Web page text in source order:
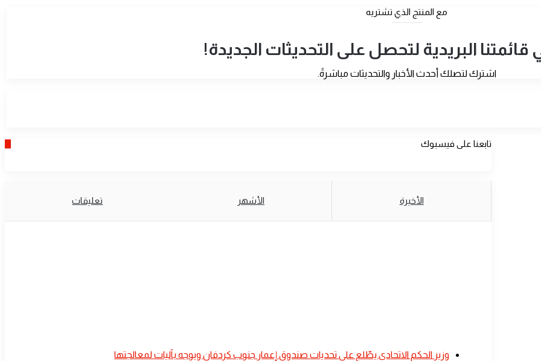
سكنية منتجة “
مع المنتج الذي تشتريه
البريدية لتحصل على التحديثات الجديدة!
اشترك لتصلك أحدث الأخبار والتحديثات مباشرةً.
تابعنا على فيسبوك
الأخيرة الأشهر تعليقات
​وزير الحكم الاتحادي يطّلع على تحديات صندوق إعمار جنوب كردفان ويوجه بآليات لمعالجتها